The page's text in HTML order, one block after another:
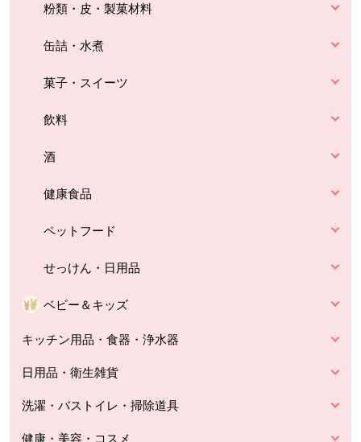
粉類・皮・製菓材料
缶詰・水煮
菓子・スイーツ
飲料
酒
健康食品
ペットフード
せっけん・日用品
ベビー＆キッズ
キッチン用品・食器・浄水器
日用品・衛生雑貨
洗濯・バストイレ・掃除道具
健康・美容・コスメ